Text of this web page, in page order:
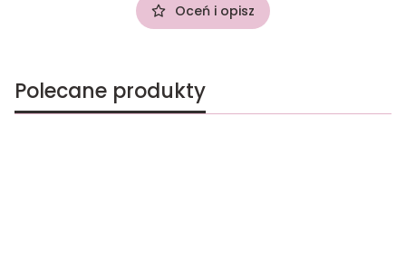
Oceń i opisz
Polecane produkty